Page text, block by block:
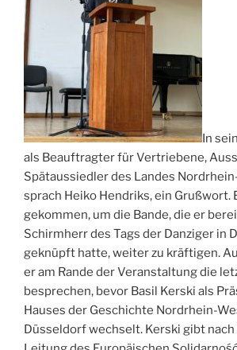
In
als Beauftragter für Vertriebene,
Spätaussiedler des Landes
sprach Heiko Hendriks, ein Grußwort.
gekommen, um die Bande, die er
Schirmherr des Tags der Danziger in
geknüpft hatte, weiter zu kräftigen.
er am Rande der Veranstaltung die
besprechen, bevor Basil Kerski als
Hauses der Geschichte Nordrhein-
Düsseldorf wechselt. Kerski gibt nach